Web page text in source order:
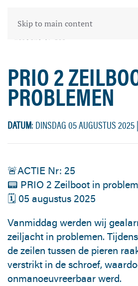
Skip to main content
PRIO 2
PROBLEMEN
DATUM: DINSDAG 05 AUGUSTUS 2025|
🚨ACTIE Nr: 25
📟 PRIO 2 Zeilboot in
🗓 05 augustus 2025
Vanmiddag werden wij
zeiljacht in problemen.
de zeilen tussen de pieren
verstrikt in de schroef,
onmanoeuvreerbaar werd.